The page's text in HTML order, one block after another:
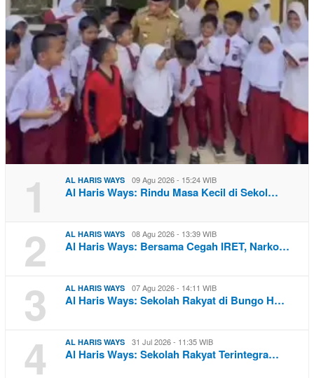
1 AL HARIS WAYS 09 Agu 2026 - 15:24 WIB
Al Haris Ways: Rindu Masa Kecil di Sekol…
2 AL HARIS WAYS 08 Agu 2026 - 13:39 WIB
Al Haris Ways: Bersama Cegah IRET, Narko…
3 AL HARIS WAYS 07 Agu 2026 - 14:11 WIB
Al Haris Ways: Sekolah Rakyat di Bungo H…
4 AL HARIS WAYS 31 Jul 2026 - 11:35 WIB
Al Haris Ways: Sekolah Rakyat Terintegra…